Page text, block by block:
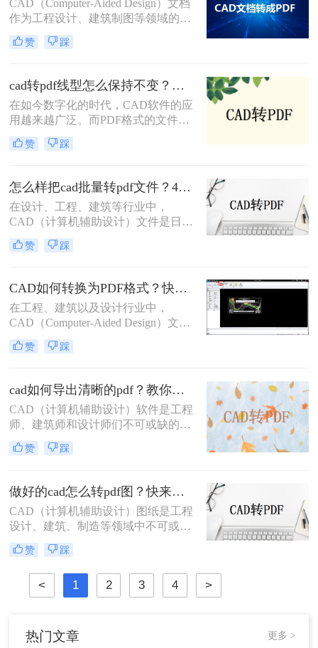
CAD图纸转换为PDF格式的方法。
CAD（Computer-Aided Design）文档
作为工程设计、建筑制图等领域的重
要工具，其转换为PDF（Portable
Document Format）文档的需求日益增
性和内容稳定性，成为了文档共享、
归档和展示的首选。那么如何将CAD
文档转成PDF文档呢？以下将详细介
绍几种将CAD文档转换成PDF文档的
方法。
赞 踩
cad转pdf线型怎么保持不变？试试这3个方法！
在如今数字化的时代，CAD软件的应
用越来越广泛。而PDF格式的文件则
成为了在不同平台之间共享CAD设计
的常用方式。然而，在将CAD文件转
个普遍的问题，那就是线型的变化。
那么cad转pdf线型怎么保持不变呢？
本文将介绍三种方法，帮助您实现
CAD转PDF的过程中线型的完美保
留。
赞 踩
怎么样把cad批量转pdf文件？4种解决方法快来试试吧！
在设计、工程、建筑等行业中，
CAD（计算机辅助设计）文件是日常
工作中不可或缺的一部分。然而，为
了便于分享、打印或存档，经常需要
么样把cad批量转pdf文件呢？本文将
详细介绍几种将CAD文件批量转换为
PDF文件的方法，帮助用户高效完成
这一任务。
赞 踩
CAD如何转换为PDF格式？快来试试这三种方法吧！
在工程、建筑以及设计行业中，
CAD（Computer-Aided Design）文件
是存储和交流复杂设计信息的标准格
式。然而，PDF（Portable Document
易于分享的特点，在日常工作中也占
据着重要地位。因此，将CAD文件转
换为PDF格式，成为了许多专业人士
的必要技能。那么CAD如何转换为
PDF格式呢？本文将详细介绍几种常
用的CAD转PDF的方法，帮助您掌握
赞 踩
cad如何导出清晰的pdf？教你二个实用方法！
​CAD（计算机辅助设计）软件是工程
师、建筑师和设计师们不可或缺的工
具，而PDF（可移植文档格式）文件
则因其跨平台兼容性和内容稳定性，
择。将CAD图纸导出为清晰的PDF文
件，对于确保设计细节的准确传达和
在不同设备间的顺畅分享至关重要。
那么cad如何导出清晰的pdf呢？以下
将详细介绍几种将CAD文件导出为清
晰PDF的方法。
赞 踩
做好的cad怎么转pdf图？快来看看这三种方法！
CAD（计算机辅助设计）图纸是工程
设计、建筑、制造等领域中不可或缺
的重要文件。为了更方便地分享、查
看和打印这些图纸，许多用户会选择
将其转换为PDF（可移植文档格式）
图。那么做好的cad怎么转pdf图呢？
下面将详细介绍几种将CAD图纸转换
赞 踩
< 1 2 3 4 >
热门文章 更多 >